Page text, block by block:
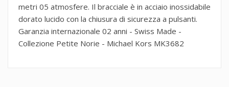
metri 05 atmosfere. Il bracciale è in acciaio inossidabile
dorato lucido con la chiusura di sicurezza a pulsanti.
Garanzia internazionale 02 anni - Swiss Made -
Collezione Petite Norie - Michael Kors MK3682